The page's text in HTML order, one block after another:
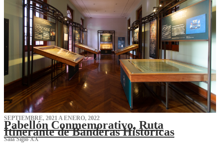
SEPTIEMBRE, 2021 A ENERO, 2022
Pabellón Conmemorativo, Ruta
Itinerante de Banderas Históricas
Sala Siglo XX